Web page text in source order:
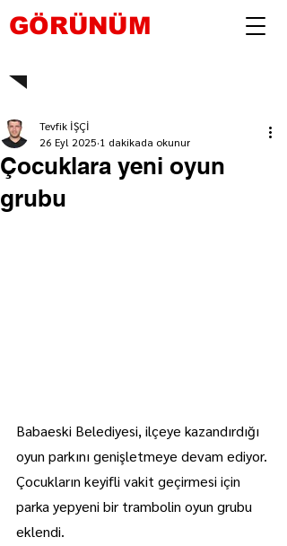
GÖRÜNÜM
Çocuklara yeni oyun
grubu
Tevfik İŞÇİ
26 Eyl 2025 1 dakikada okunur
Babaeski Belediyesi, ilçeye kazandırdığı
oyun parkını genişletmeye devam ediyor.
Çocukların keyifli vakit geçirmesi için
parka yepyeni bir trambolin oyun grubu
eklendi.